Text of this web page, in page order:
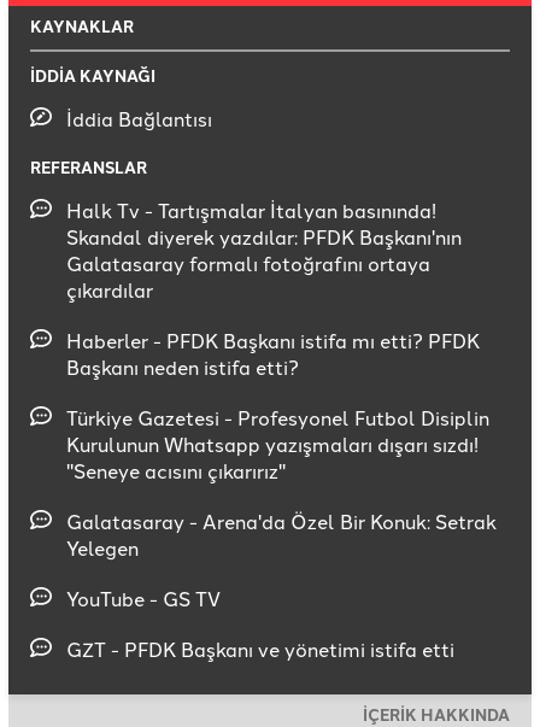
KAYNAKLAR
İDDİA KAYNAĞI
İddia Bağlantısı
REFERANSLAR
Halk Tv - Tartışmalar İtalyan basınında!
Skandal diyerek yazdılar: PFDK Başkanı'nın
Galatasaray formalı fotoğrafını ortaya
çıkardılar
Haberler - PFDK Başkanı istifa mı etti? PFDK
Başkanı neden istifa etti?
Türkiye Gazetesi - Profesyonel Futbol Disiplin
Kurulunun Whatsapp yazışmaları dışarı sızdı!
"Seneye acısını çıkarırız"
Galatasaray - Arena'da Özel Bir Konuk: Setrak
Yelegen
YouTube - GS TV
GZT - PFDK Başkanı ve yönetimi istifa etti
İÇERİK HAKKINDA